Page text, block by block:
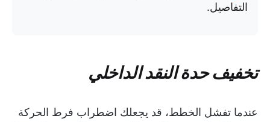
التفاصيل.
تخفيف حدة النقد الداخلي
عندما تفشل الخطط، قد يجعلك اضطراب فرط الحركة